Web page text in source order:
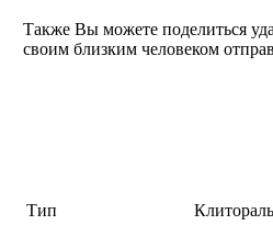
Также Вы можете поделиться
своим близким человеком
Тип